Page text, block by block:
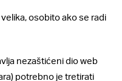
osobito ako se radi
nezaštićeni dio web
potrebno je tretirati